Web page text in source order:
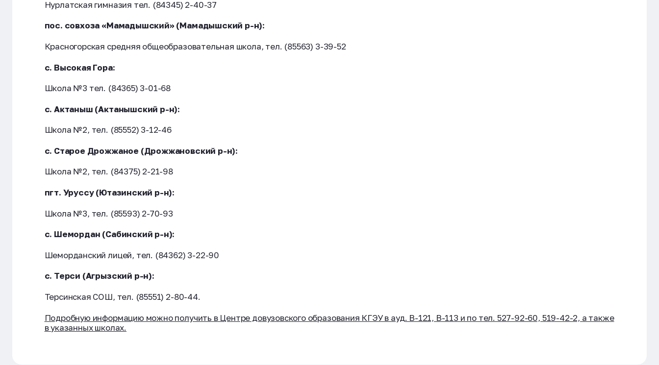
Нурлатская гимназия тел. (84345) 2-40-37
пос. совхоза «Мамадышский» (Мамадышский р-н):
Красногорская средняя общеобразовательная школа, тел. (85563) 3-39-52
с. Высокая Гора:
Школа №3 тел. (84365) 3-01-68
с. Актаныш (Актанышский р-н):
Школа №2, тел. (85552) 3-12-46
с. Старое Дрожжаное (Дрожжановский р-н):
Школа №2, тел. (84375) 2-21-98
пгт. Уруссу (Ютазинский р-н):
Школа №3, тел. (85593) 2-70-93
с. Шемордан (Сабинский р-н):
Шеморданский лицей, тел. (84362) 3-22-90
с. Терси (Агрызский р-н):
Терсинская СОШ, тел. (85551) 2-80-44.
Подробную информацию можно получить в Центре довузовского образования КГЭУ в ауд. В-121, В-113 и по тел. 527-92-60, 519-42-2, а также
в указанных школах.